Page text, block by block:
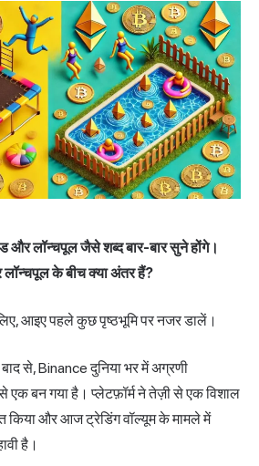
और लॉन्चपूल जैसे शब्द बार-बार सुने होंगे।
के बीच क्या अंतर हैं?
आइए पहले कुछ पृष्ठभूमि पर नजर डालें।
से, Binance दुनिया भर में अग्रणी
एक बन गया है। प्लेटफ़ॉर्म ने तेज़ी से एक विशाल
किया और आज ट्रेडिंग वॉल्यूम के मामले में
है।